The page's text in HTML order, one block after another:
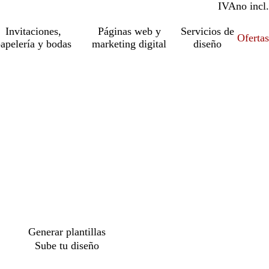
IVAincl.
no incl.
Invitaciones,
y bodas
Páginas web y
marketing digital
Servicios de
diseño
Ofertas
Generar plantillas
Sube tu diseño